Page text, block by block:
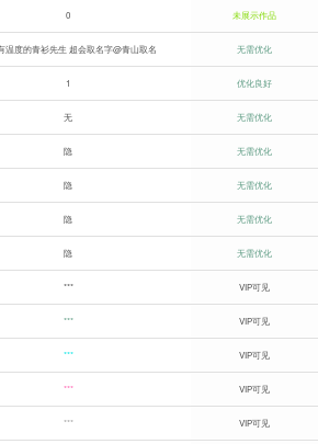
0 未展示作品
温度的青衫先生 超会取名字@青山取名 无需优化
1 优化良好
无 无需优化
隐 无需优化
隐 无需优化
隐 无需优化
隐 无需优化
*** VIP可见
*** VIP可见
*** VIP可见
*** VIP可见
*** VIP可见